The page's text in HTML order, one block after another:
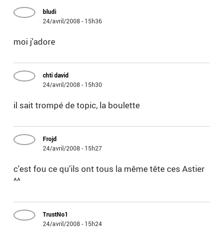
bludi
24/avril/2008 - 15h36
moi j'adore
chti david
24/avril/2008 - 15h30
il sait trompé de topic, la boulette
Frojd
24/avril/2008 - 15h27
c'est fou ce qu'ils ont tous la même tête ces Astier
^^
TrustNo1
24/avril/2008 - 15h24